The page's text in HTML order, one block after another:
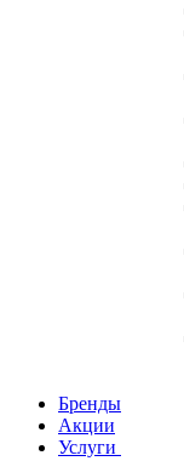
Бренды
Акции
Услуги